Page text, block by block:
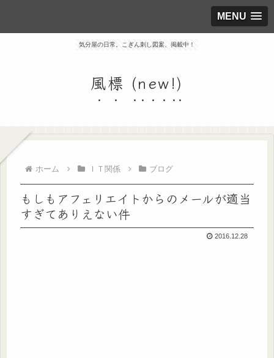
MENU
気分屋の日常。こぎん刺し図案、掲載中！
風標 (new!)
ホーム ＩＴ関係 ブログ
もしもアフェリエイトからのメールが適当
すぎてありえない件
2016.12.28